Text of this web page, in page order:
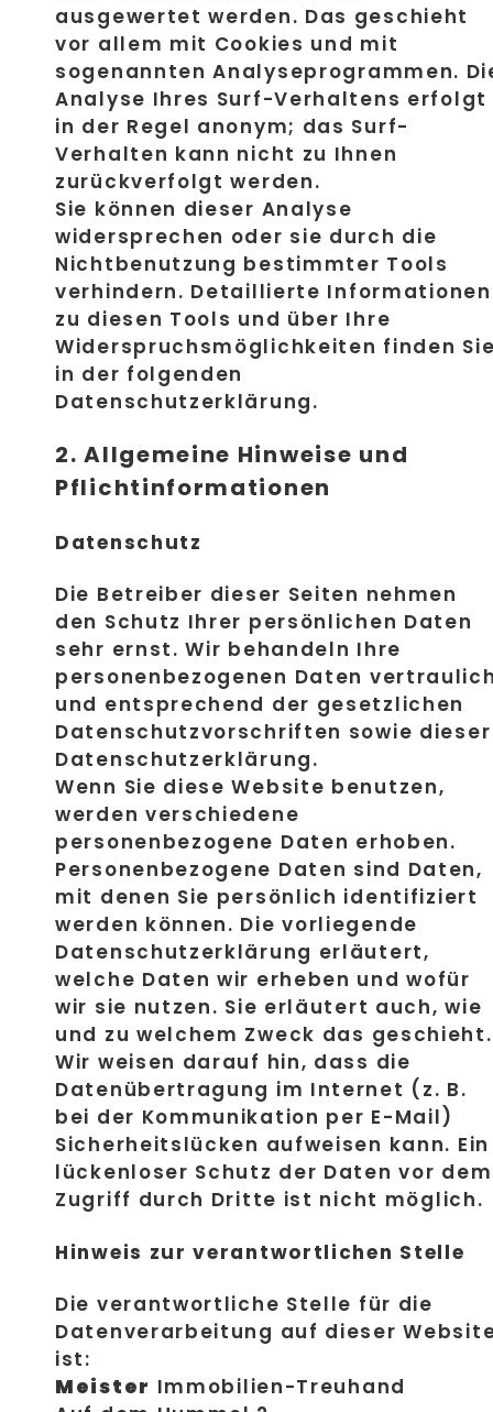
ausgewertet werden. Das geschieht
vor allem mit Cookies und mit
sogenannten Analyseprogrammen.
Analyse Ihres Surf-Verhaltens erfolgt
in der Regel anonym; das Surf-
Verhalten kann nicht zu Ihnen
zurückverfolgt werden.
Sie können dieser Analyse
widersprechen oder sie durch die
Nichtbenutzung bestimmter Tools
verhindern. Detaillierte Informationen
zu diesen Tools und über Ihre
Widerspruchsmöglichkeiten finden
in der folgenden
Datenschutzerklärung.
2. Allgemeine Hinweise und
Pflichtinformationen
Datenschutz
Die Betreiber dieser Seiten nehmen
den Schutz Ihrer persönlichen Daten
sehr ernst. Wir behandeln Ihre
personenbezogenen Daten
und entsprechend der gesetzlichen
Datenschutzvorschriften sowie dieser
Datenschutzerklärung.
Wenn Sie diese Website benutzen,
werden verschiedene
personenbezogene Daten erhoben.
Personenbezogene Daten sind Daten,
mit denen Sie persönlich identifiziert
werden können. Die vorliegende
Datenschutzerklärung erläutert,
welche Daten wir erheben und wofür
wir sie nutzen. Sie erläutert auch, wie
und zu welchem Zweck das geschieht.
Wir weisen darauf hin, dass die
Datenübertragung im Internet (z. B.
bei der Kommunikation per E-Mail)
Sicherheitslücken aufweisen kann. Ein
lückenloser Schutz der Daten vor dem
Zugriff durch Dritte ist nicht möglich.
Hinweis zur verantwortlichen Stelle
Die verantwortliche Stelle für die
Datenverarbeitung auf dieser
ist:
Meister Immobilien-Treuhand